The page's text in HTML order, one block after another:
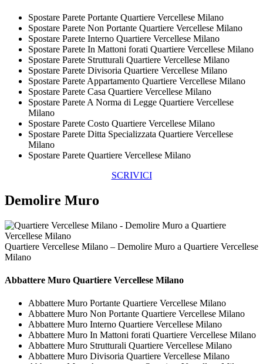
Spostare Parete Portante Quartiere Vercellese Milano
Spostare Parete Non Portante Quartiere Vercellese Milano
Spostare Parete Interno Quartiere Vercellese Milano
Spostare Parete In Mattoni forati Quartiere Vercellese Milano
Spostare Parete Strutturali Quartiere Vercellese Milano
Spostare Parete Divisoria Quartiere Vercellese Milano
Spostare Parete Appartamento Quartiere Vercellese Milano
Spostare Parete Casa Quartiere Vercellese Milano
Spostare Parete A Norma di Legge Quartiere Vercellese
Milano
Spostare Parete Costo Quartiere Vercellese Milano
Spostare Parete Ditta Specializzata Quartiere Vercellese
Milano
Spostare Parete Quartiere Vercellese Milano
SCRIVICI
Demolire Muro
Quartiere Vercellese Milano – Demolire Muro a Quartiere Vercellese
Milano
Abbattere Muro Quartiere Vercellese Milano
Abbattere Muro Portante Quartiere Vercellese Milano
Abbattere Muro Non Portante Quartiere Vercellese Milano
Abbattere Muro Interno Quartiere Vercellese Milano
Abbattere Muro In Mattoni forati Quartiere Vercellese Milano
Abbattere Muro Strutturali Quartiere Vercellese Milano
Abbattere Muro Divisoria Quartiere Vercellese Milano